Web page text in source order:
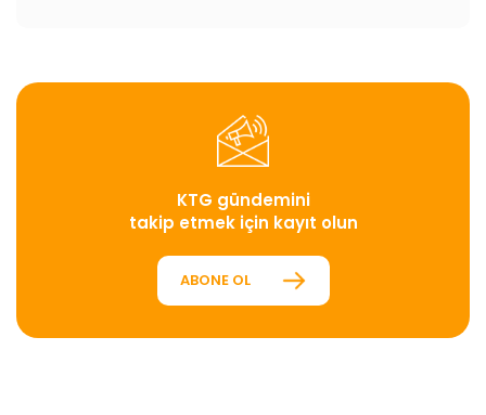
KTG gündemini
takip etmek için kayıt olun
ABONE OL